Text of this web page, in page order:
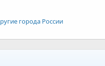
города России